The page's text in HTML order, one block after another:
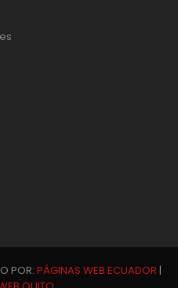
POR: PÁGINAS WEB ECUADOR |